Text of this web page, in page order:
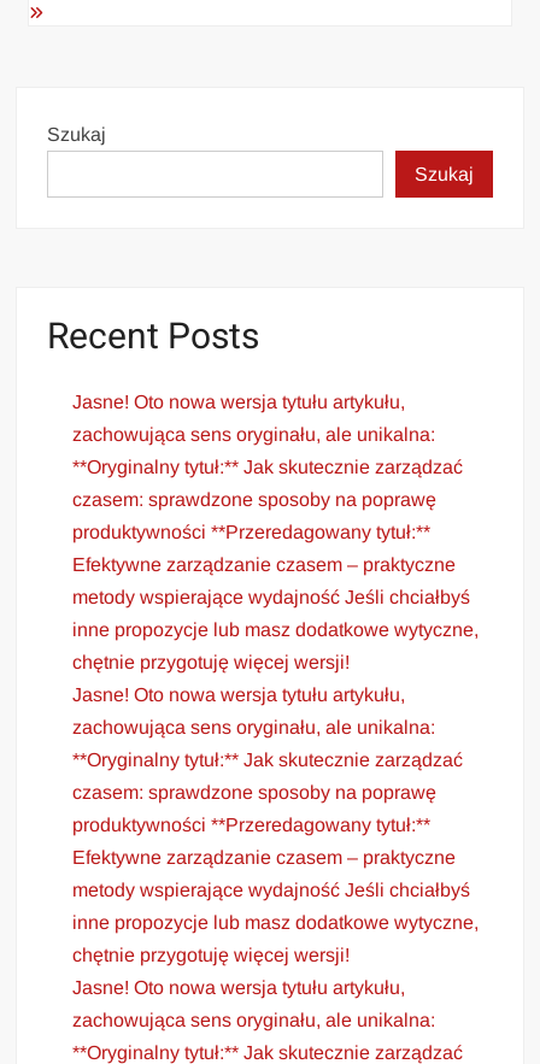
Szukaj
Szukaj
Recent Posts
Jasne! Oto nowa wersja tytułu artykułu,
zachowująca sens oryginału, ale unikalna:
**Oryginalny tytuł:** Jak skutecznie zarządzać
czasem: sprawdzone sposoby na poprawę
produktywności **Przeredagowany tytuł:**
Efektywne zarządzanie czasem – praktyczne
metody wspierające wydajność Jeśli chciałbyś
inne propozycje lub masz dodatkowe wytyczne,
chętnie przygotuję więcej wersji!
Jasne! Oto nowa wersja tytułu artykułu,
zachowująca sens oryginału, ale unikalna:
**Oryginalny tytuł:** Jak skutecznie zarządzać
czasem: sprawdzone sposoby na poprawę
produktywności **Przeredagowany tytuł:**
Efektywne zarządzanie czasem – praktyczne
metody wspierające wydajność Jeśli chciałbyś
inne propozycje lub masz dodatkowe wytyczne,
chętnie przygotuję więcej wersji!
Jasne! Oto nowa wersja tytułu artykułu,
zachowująca sens oryginału, ale unikalna:
**Oryginalny tytuł:** Jak skutecznie zarządzać